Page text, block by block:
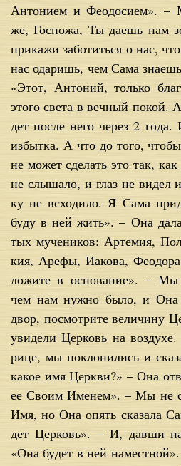
Ан­то­ни­ем и Фе­о­до­си­ем». –
же, Гос­по­жа, Ты да­ешь нам
при­ка­жи за­бо­тить­ся о нас,
нас ода­ришь, чем Са­ма
«Этот, Ан­то­ний, толь­ко
это­го све­та в веч­ный по­кой.
дет по­сле него через 2 го­да.
из­быт­ка. А что до то­го,
не мо­жет сде­лать это так,
не слы­ша­ло, и глаз не ви­дел
ку не всхо­ди­ло. Я Са­ма
бу­ду в ней жить». – Она
тых му­че­ни­ков: Ар­те­мия,
кия, Аре­фы, Иа­ко­ва,
ло­жи­те в ос­но­ва­ние». – Мы
чем нам нуж­но бы­ло, и Она
двор, по­смот­ри­те
уви­де­ли Цер­ковь на
ри­це, мы по­кло­ни­лись и
ка­кое имя Церк­ви?» – Она
ее Сво­им Име­нем». – Мы не
Имя, но Она опять ска­за­ла
дет Цер­ковь». – И, дав­ши
«Она бу­дет в ней